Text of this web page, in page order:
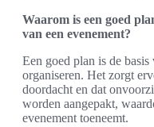
Waarom is een goed
van een evenement?
Een goed plan is de
organiseren. Het zorgt
doordacht en dat
worden aangepakt,
evenement toeneemt.